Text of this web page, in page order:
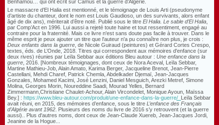
Benhamou… qui ont écrit sur Camus et la guerre d’Algérie.
Le massacre d’El Halia est mentionné, et le témoignage de Louis Arti (pseudonyme
d’artiste du chanteur, dont le nom est Louis Gaudioso, un des survivants, alors enfant
âgé de dix ans), mériterait d’être noté. Publié sous le titre El Halia. Le sable d’El Halia
par Comp’Act en 1996. Lui aussi a rejeté toute haine et tout ressentiment, engagé au
contraire pour la fraternité. Mais ce livre n'est sans doute pas facile à trouver. Dans le
même esprit je peux ajouter un titre que l'auteur n'a pu connaître non plus, je crois :
Deux enfants dans la guerre , de Nicole Guiraud (peintures) et Gérard Cortes Crespo,
textes, éds. de L’Onde, 2018. Titres qui correspondent aux mémoires d'enfance (sur
deux rives) réunies par Leïla Sebbar aux éditions Bleu autour : Une enfance dans la
guerre , 2016. [Nombreux témoignages, dont ceux de Nora Aceval, Leïla Sebbar,
Martine Mathieu-Job, Alain Amato, Karima Berger, Jacqueline Brenot, Jean-Pierre
Castellani, Mehdi Charef, Patrick Chemla, Abdelkader Djemaï, Jean-Jacques
Gonzales, Mohamed Kacimi, José Lenzini, Daniel Mesguich, Arezki Metref, Simone
Molina, Georges Morin, Noureddine Saadi, Mourad Yelles, Bernard
Zimmermann,Christiane Chaulet-Achour, Alain Vircondelet, Monique Ayoun, Maïssa
Bey.] : https://www.bleu-autour.com/produit/une-enfance-dans-la-guerre/ Leïla Sebbar
avait réuni, en 2015, des mémoires d’enfance, sous le titre L’enfance des Français
d’Algérie avant 1962 . Plusieurs des noms du livre de 2016 s’y retrouvent (et la guerre
aussi).. Plus d'autres noms, dont ceux de Jean-Claude Xuereb, Jean-Jacques Jordi,
Jeanine de la Hogue...